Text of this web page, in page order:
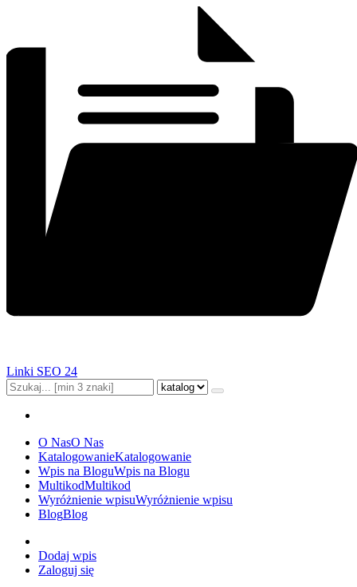
Linki SEO 24
O NasO Nas
KatalogowanieKatalogowanie
Wpis na BloguWpis na Blogu
MultikodMultikod
Wyróżnienie wpisuWyróżnienie wpisu
BlogBlog
Dodaj wpis
Zaloguj się